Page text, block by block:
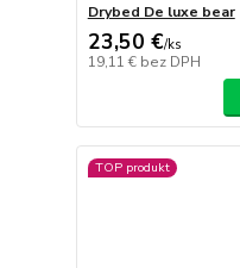
Drybed De luxe bear
23,50 €/ks
19,11 € bez DPH
TOP produkt